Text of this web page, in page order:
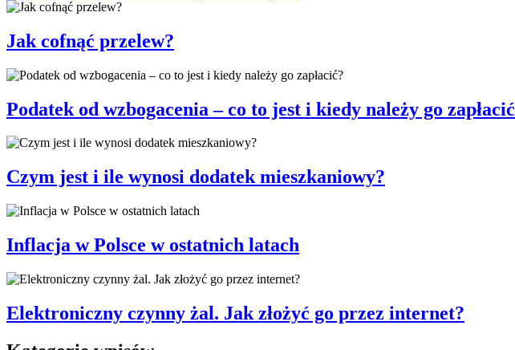
Jak cofnąć przelew?
Podatek od wzbogacenia – co to jest i kiedy należy go
Czym jest i ile wynosi dodatek mieszkaniowy?
Inflacja w Polsce w ostatnich latach
Elektroniczny czynny żal. Jak złożyć go przez internet?